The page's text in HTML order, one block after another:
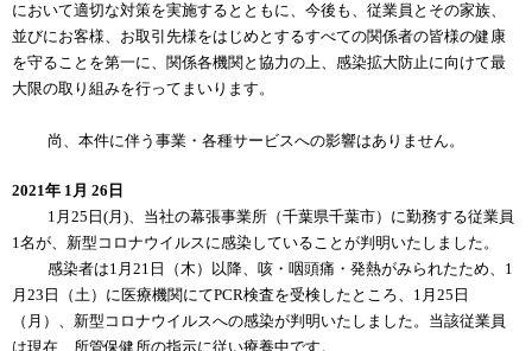
において適切な対策を実施するとともに、今後も、従業員とその家族、
並びにお客様、お取引先様をはじめとするすべての関係者の皆様の健康
を守ることを第一に、関係各機関と協力の上、感染拡大防止に向けて最
大限の取り組みを行ってまいります。
尚、本件に伴う事業・各種サービスへの影響はありません。
2021年 1月 26日
1月25日(月)、当社の幕張事業所（千葉県千葉市）に勤務する従業員
1名が、新型コロナウイルスに感染していることが判明いたしました。
感染者は1月21日（木）以降、咳・咽頭痛・発熱がみられたため、1
月23日（土）に医療機関にてPCR検査を受検したところ、1月25日
（月）、新型コロナウイルスへの感染が判明いたしました。当該従業員
は現在、所管保健所の指示に従い療養中です。